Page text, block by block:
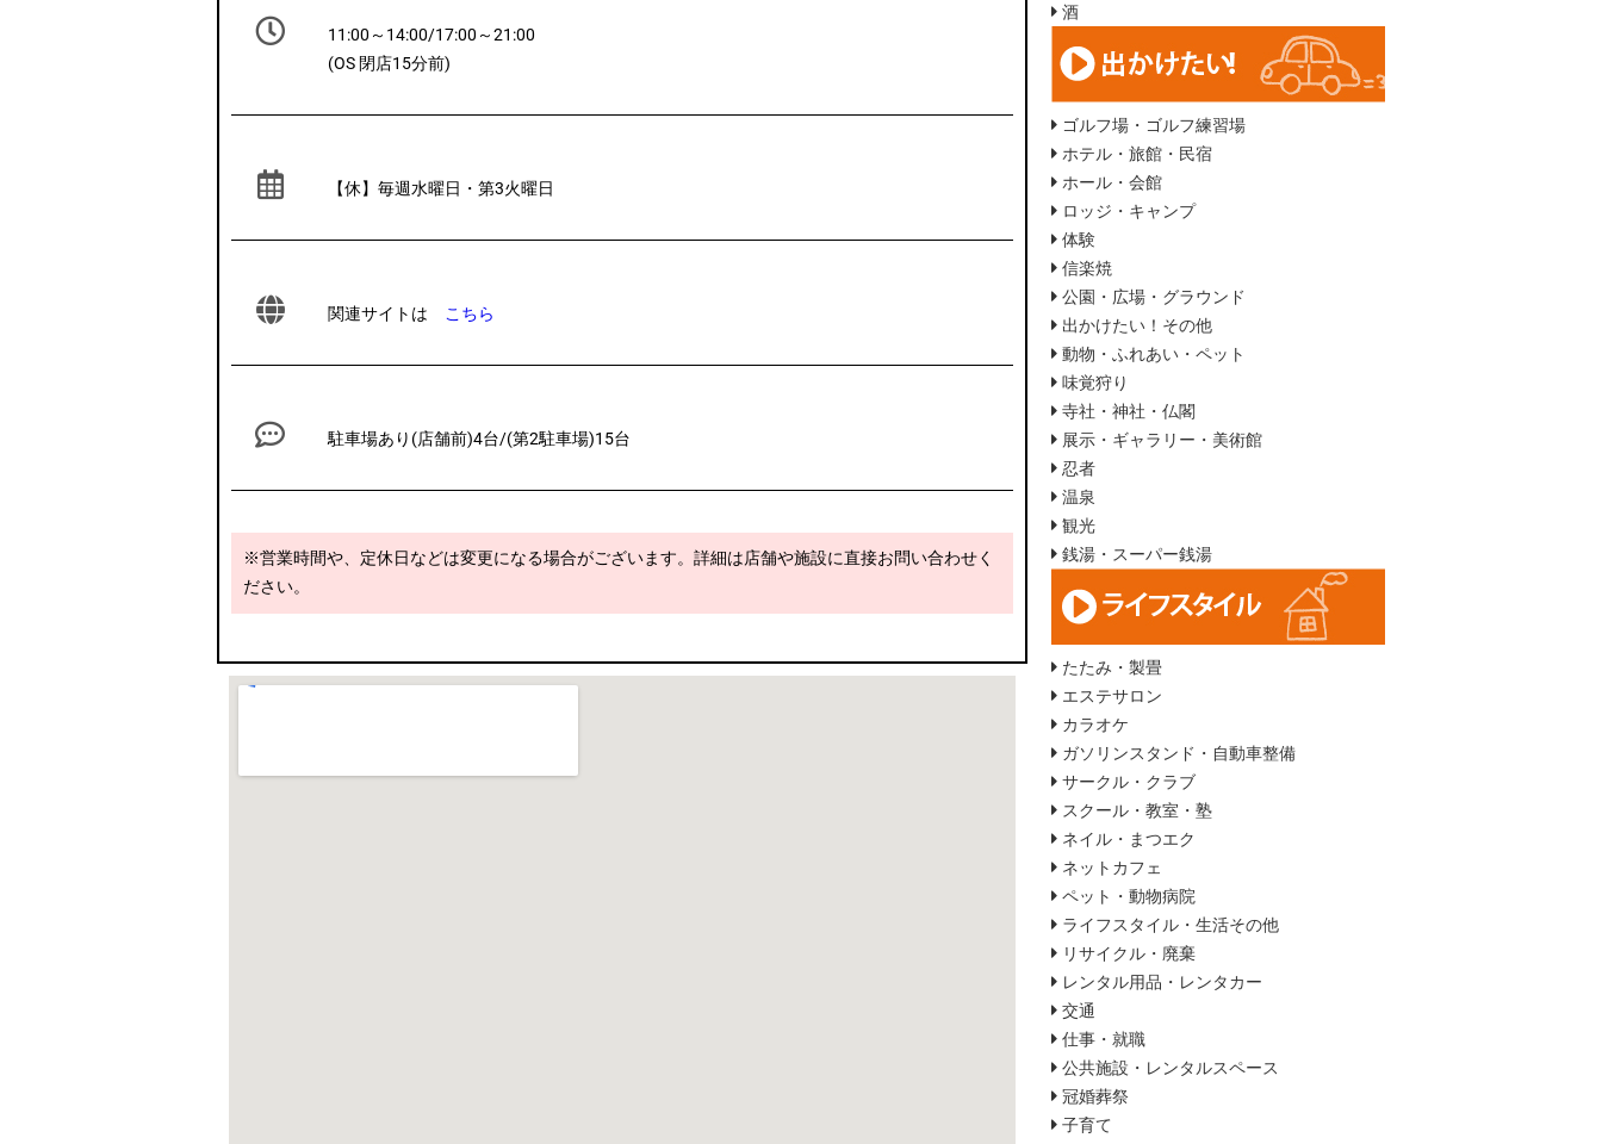
11:00～14:00/17:00～21:00
(OS 閉店15分前)
【休】毎週水曜日・第3火曜日
関連サイトは こちら
駐車場あり(店舗前)4台/(第2駐車場)15台
※営業時間や、定休日などは変更になる場合がございます。詳細は店舗や施設に直接お問い合わせく
ださい。
酒
ゴルフ場・ゴルフ練習場
ホテル・旅館・民宿
ホール・会館
ロッジ・キャンプ
体験
信楽焼
公園・広場・グラウンド
出かけたい！その他
動物・ふれあい・ペット
味覚狩り
寺社・神社・仏閣
展示・ギャラリー・美術館
忍者
温泉
観光
銭湯・スーパー銭湯
たたみ・製畳
エステサロン
カラオケ
ガソリンスタンド・自動車整備
サークル・クラブ
スクール・教室・塾
ネイル・まつエク
ネットカフェ
ペット・動物病院
ライフスタイル・生活その他
リサイクル・廃棄
レンタル用品・レンタカー
交通
仕事・就職
公共施設・レンタルスペース
冠婚葬祭
子育て